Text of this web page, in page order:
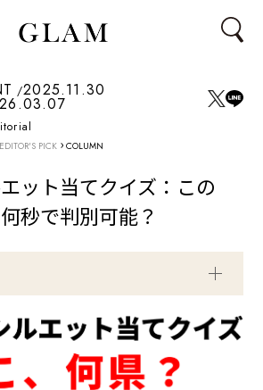
2025.11.30
EDITOR'S PICK › COLUMN
ット当てクイズ：この
秒で判別可能？